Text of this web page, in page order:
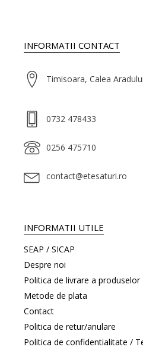
INFORMATII CONTACT
Timisoara, Calea
0732 478433
0256 475710
contact@etesaturi.ro
INFORMATII UTILE
SEAP / SICAP
Despre noi
Politica de livrare a produselor
Metode de plata
Contact
Politica de retur/anulare
Politica de confidentialitate /